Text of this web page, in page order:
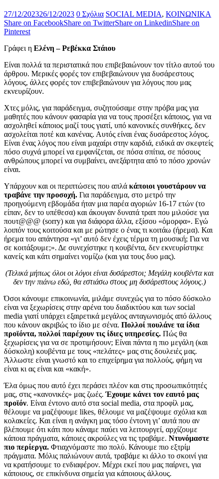
27/12/202326/12/2023 0 Σχόλια SOCIAL MEDIA, ΚΟΙΝΩΝΙΚΑ
Share on FacebookShare on TwitterShare on LinkedinShare on
Pinterest
Γράφει η Ελένη – Ρεβέκκα Στάιου
Είναι πολλά τα περιστατικά που επιβεβαιώνουν τον τίτλο αυτού του
άρθρου. Μερικές φορές τον επιβεβαιώνουν για δυσάρεστους
λόγους, άλλες φορές τον επιβεβαιώνουν για λόγους που μας
εκνευρίζουν.
Χτες μόλις, για παράδειγμα, συζητούσαμε στην πρόβα μας για
μαθητές που κάνουν φασαρία για να τους προσέξει κάποιος, για να
ασχοληθεί κάποιος μαζί τους γιατί, υπό κανονικές συνθήκες, δεν
ασχολείται ποτέ και κανένας. Αυτός είναι ένας δυσάρεστος λόγος.
Είναι ένας λόγος που είναι μαχαίρι στην καρδιά, ειδικά αν σκεφτείς
πόσο συχνά μπορεί να εμφανίζεται, σε πόσα σπίτια, σε πόσους
ανθρώπους μπορεί να συμβαίνει, ανεξάρτητα από το πόσο χρονών
είναι.
Υπάρχουν και οι περιπτώσεις που απλά κάποιοι γουστάρουν να
τραβάνε την προσοχή. Για παράδειγμα, στο μετρό την
προηγούμενη εβδομάδα ήταν μια παρέα αγοριών 16-17 ετών (το
είπαν, δεν το υπέθεσα) και άκουγαν δυνατά τραπ που μιλούσε για
πουτ@@@ (sorry) και για διάφορα άλλα, εξίσου «όμορφα». Εγώ
λοιπόν τους κοιτούσα και με ρώτησε ο ένας τι κοιτάω (ήρεμα). Και
ήρεμα του απάντησα «γι’ αυτό δεν έχεις τέρμα τη μουσική; Για να
σε κοιτάξουμε;». Δε συνεχίστηκε η κουβέντα, δεν εκνευρίστηκε
κανείς και κάτι σημαίνει νομίζω (και για τους δυο μας).
(Τελικά μήπως όλοι οι λόγοι είναι δυσάρεστοι; Μεγάλη κουβέντα και
δεν την πιάνω εδώ, θα εστιάσω στους μη δυσάρεστους λόγους.)
Όσοι κάνουμε επικοινωνία, μιλάμε συνεχώς για το πόσο δύσκολο
είναι να ξεχωρίσεις στην αρένα του διαδικτύου και των social
media γιατί υπάρχει εξαιρετικά μεγάλος ανταγωνισμός από άλλους
που κάνουν ακριβώς το ίδιο με σένα. Πολλοί πουλάνε τα ίδια
προϊόντα, πολλοί παρέχουν τις ίδιες υπηρεσίες. Πώς θα
ξεχωρίσεις για να σε προτιμήσουν; Είναι πάντα η πιο μεγάλη (και
δύσκολη) κουβέντα με τους «πελάτες» μας στις δουλειές μας.
Άλλωστε είναι γνωστό και το επιχείρημα για πολλούς, φήμη να
είναι κι ας είναι και «κακή».
Έλα όμως που αυτό έχει περάσει πλέον και στις προσωπικότητές
μας, στις «κανονικές» μας ζωές.Έχουμε κάνει τον εαυτό μας
προϊόν. Είναι έντονο αυτό στα social media, στα προφίλ μας,
θέλουμε να μαζέψουμε likes, θέλουμε να μαζέψουμε σχόλια και
κολακείες. Και είναι η ανάγκη μας τόσο έντονη γι’ αυτά που αν
βλέπουμε ότι κάτι που κάναμε παύει να λειτουργεί, αρχίζουμε
κάποια πράγματα, κάποιες ακρούλες να τις τραβάμε. Ντυνόμαστε
πιο περίεργα. Φτιαχνόμαστε πιο πολύ. Κάνουμε πιο εξτρίμ
πράγματα. Μόλις παλιώνουν αυτά, τραβάμε κι άλλο το σκοινί για
να κρατήσουμε το ενδιαφέρον. Μέχρι εκεί που μας παίρνει, για
κάποιους, σε επικίνδυνα σημεία για κάποιους άλλους.